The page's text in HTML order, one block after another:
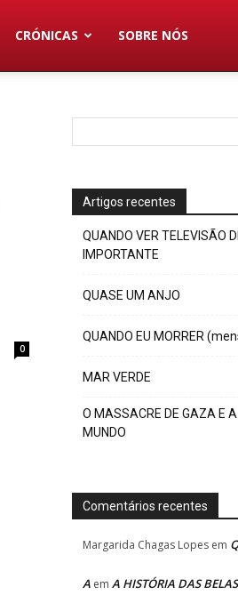
CRÓNICAS SOBRE NÓS
0
Artigos recentes
QUANDO VER TELEVISÃO
IMPORTANTE
QUASE UM ANJO
QUANDO EU MORRER
MAR VERDE
O MASSACRE DE GAZA E
MUNDO
Comentários recentes
Margarida Chagas Lopes em
A em A HISTÓRIA DAS